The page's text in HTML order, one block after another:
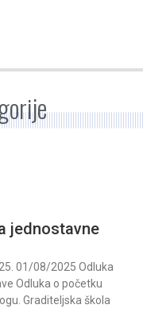
jednostavne
01/08/2025 Odluka
Odluka o početku
Graditeljska škola